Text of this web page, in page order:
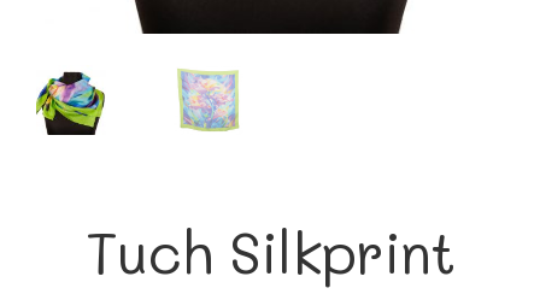
Tuch Silkprint